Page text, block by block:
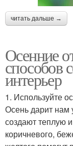
читать дальше →
Осенние
способов
интерьер
1. Используйте
Осень дарит нам
создают теплую
коричневого,